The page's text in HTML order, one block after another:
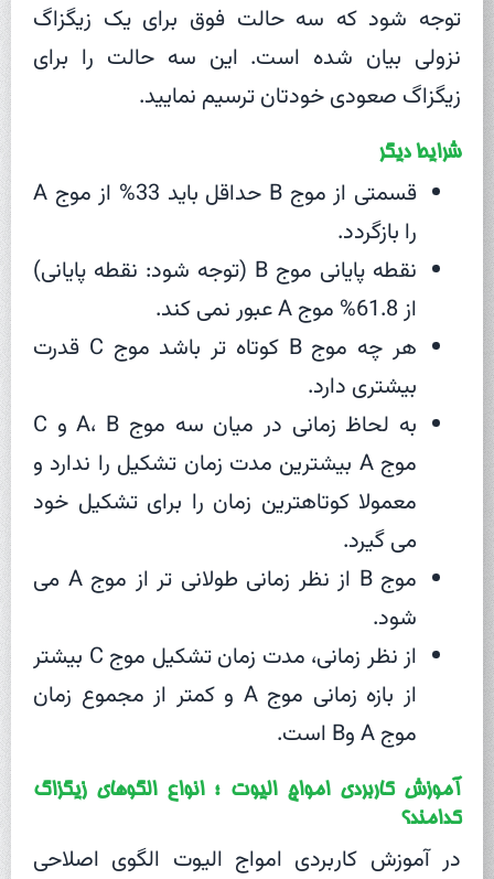
توجه شود که سه حالت فوق برای یک زیگزاگ
نزولی بیان شده است. این سه حالت را برای
زیگزاگ صعودی خودتان ترسیم نمایید.
شرایط دیگر
قسمتی از موج B حداقل باید 33% از موج A
را بازگردد.
نقطه پایانی موج B (توجه شود: نقطه پایانی)
از 61.8% موج A عبور نمی کند.
هر چه موج B کوتاه تر باشد موج C قدرت
بیشتری دارد.
به لحاظ زمانی در میان سه موج A، B و C
موج A بیشترین مدت زمان تشکیل را ندارد و
معمولا کوتاهترین زمان را برای تشکیل خود
می گیرد.
موج B از نظر زمانی طولانی تر از موج A می
شود.
از نظر زمانی، مدت زمان تشکیل موج C بیشتر
از بازه زمانی موج A و کمتر از مجموع زمان
موج A وB است.
آموزش کاربردی امواج الیوت ؛ انواع الگوهای زیگزاگ
کدامند؟
در آموزش کاربردی امواج الیوت الگوی اصلاحی